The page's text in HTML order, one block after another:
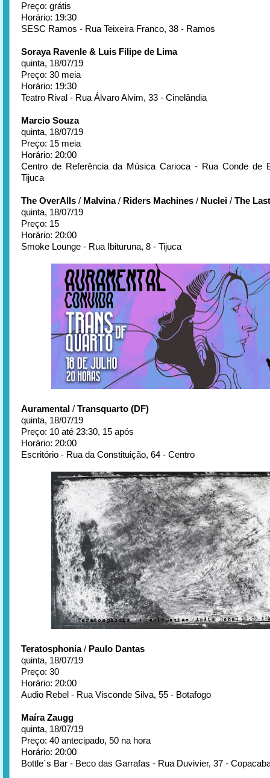
Preço: grátis
Horário: 19:30
SESC Ramos - Rua Teixeira Franco, 38 - Ramos
Soraya Ravenle & Luis Filipe de Lima
quinta, 18/07/19
Preço: 30 meia
Horário: 19:30
Teatro Rival - Rua Álvaro Alvim, 33 - Cinelândia
Marcio Souza
quinta, 18/07/19
Preço: 15 meia
Horário: 20:00
Centro de Referência da Música Carioca - Rua Conde de
Tijuca
The OverAlls / Malvina/ Riders Machines / Nuclei / The
quinta, 18/07/19
Preço: 15
Horário: 20:00
Smoke Lounge - Rua Ibituruna, 8 - Tijuca
Auramental / Transquarto (DF)
quinta, 18/07/19
Preço: 10 até 23:30, 15 após
Horário: 20:00
Escritório - Rua da Constituição, 64 - Centro
Teratosphonia/ Paulo Dantas
quinta, 18/07/19
Preço: 30
Horário: 20:00
Audio Rebel - Rua Visconde Silva, 55 - Botafogo
Maíra Zaugg
quinta, 18/07/19
Preço: 40 antecipado, 50 na hora
Horário: 20:00
Bottle´s Bar - Beco das Garrafas - Rua Duvivier, 37 -